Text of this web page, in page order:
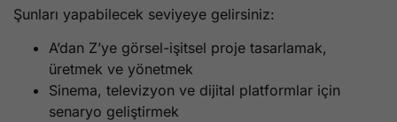
Şunları yapabilecek seviyeye gelirsiniz:
A’dan Z’ye görsel-işitsel proje tasarlamak,
üretmek ve yönetmek
Sinema, televizyon ve dijital platformlar için
senaryo geliştirmek